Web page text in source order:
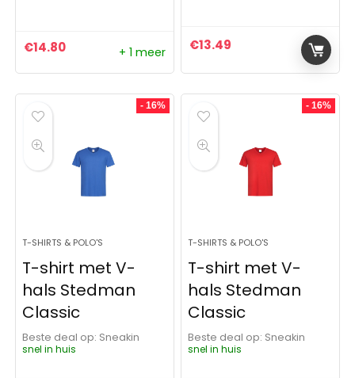
€14.80 + 1 meer €13.49
- 16%
T-SHIRTS & POLO'S
T-shirt met V-
hals Stedman
Classic
Beste deal op:
Sneakin
snel in huis
- 16%
T-SHIRTS & POLO'S
T-shirt met V-
hals Stedman
Classic
Beste deal op:
Sneakin
snel in huis